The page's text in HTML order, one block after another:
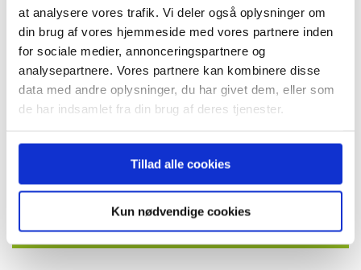
at analysere vores trafik. Vi deler også oplysninger om
din brug af vores hjemmeside med vores partnere inden
for sociale medier, annonceringspartnere og
analysepartnere. Vores partnere kan kombinere disse
data med andre oplysninger, du har givet dem, eller som
de har indsamlet fra din brug af deres tjenester.
Tillad alle cookies
Kun nødvendige cookies
Tragkraft: 1.500 kg
Hub der Plattform: 150 mm
Neigung der Plattform: 90°
Sicherheitsschalter für Fahrfunktion
Option:Manuelle Zugstange oder Fernbedienung
MEHR ÜBER ERGOMOVER MANIPULATOR